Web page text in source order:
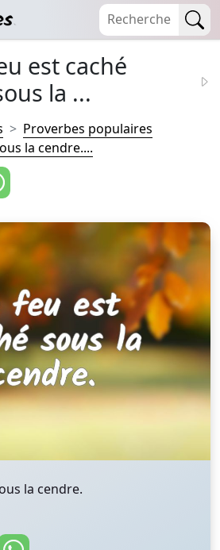
est caché
la ...
Proverbes populaires
la cendre....
la cendre.